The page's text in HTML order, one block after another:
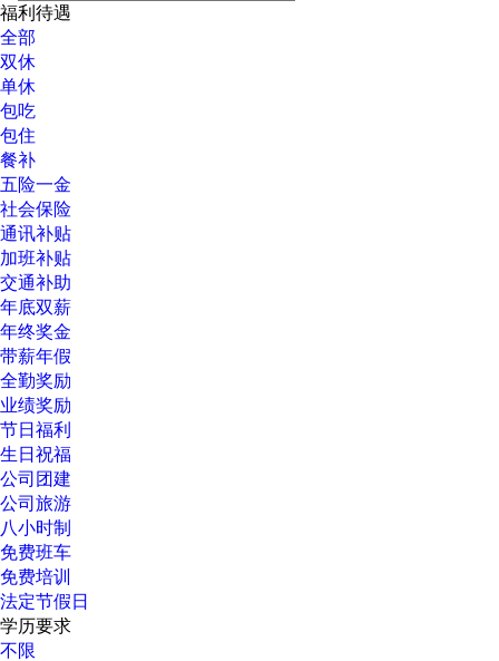
福利待遇
全部
双休
单休
包吃
包住
餐补
五险一金
社会保险
通讯补贴
加班补贴
交通补助
年底双薪
年终奖金
带薪年假
全勤奖励
业绩奖励
节日福利
生日祝福
公司团建
公司旅游
八小时制
免费班车
免费培训
法定节假日
学历要求
不限